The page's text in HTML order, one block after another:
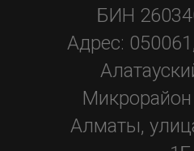
БИН
Адрес:
Микрорайон
Алматы,